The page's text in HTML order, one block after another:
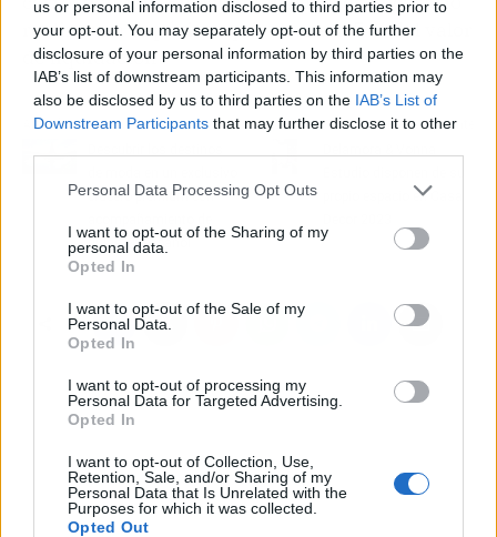
us or personal information disclosed to third parties prior to
your opt-out. You may separately opt-out of the further
disclosure of your personal information by third parties on the
IAB’s list of downstream participants. This information may
also be disclosed by us to third parties on the IAB’s List of
Downstream Participants that may further disclose it to other
Personal Data Processing Opt Outs
I want to opt-out of the Sharing of my
personal data.
Opted In
I want to opt-out of the Sale of my
Personal Data.
Opted In
I want to opt-out of processing my
Personal Data for Targeted Advertising.
Opted In
I want to opt-out of Collection, Use,
Retention, Sale, and/or Sharing of my
Personal Data that Is Unrelated with the
Purposes for which it was collected.
Opted Out
realizar un depósito equivalente al 5 % del valor
de liquidación.
Artículo anterior
crucero premium con
guías en español
Artículo siguiente
propio espacio en Casa